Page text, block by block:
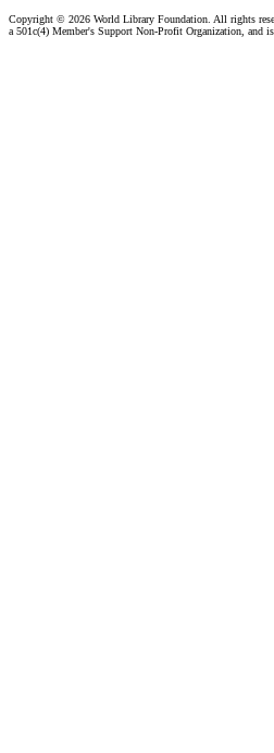
Copyright © 2026 World Library Foundation. All rights
a 501c(4) Member's Support Non-Profit Organization, and